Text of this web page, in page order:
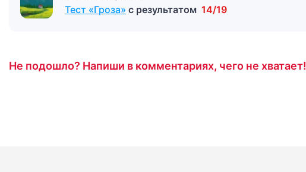
Тест «Гроза» с результатом 14/19
Не подошло? Напиши в комментариях, чего не хватает!